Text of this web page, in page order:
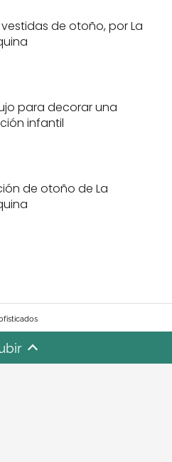
de otoño, por La
para decorar una
infantil
de otoño de La